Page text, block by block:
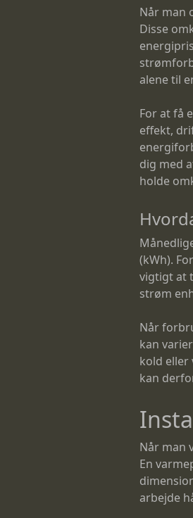
Når man
Disse
alene til
For at få
effekt,
dig med
holde
(kWh).
vigtigt at
strøm
Når
kan
kold
kan
Når man
En
arbejde